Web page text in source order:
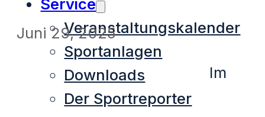
Service
Veranstaltungskalender
Sportanlagen
Downloads
Der Sportreporter
Juni 29, 2025
Im